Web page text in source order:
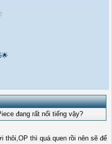
đang rất nổi tiếng vậy?
thôi,OP thì quá quen rồi nên sẽ để